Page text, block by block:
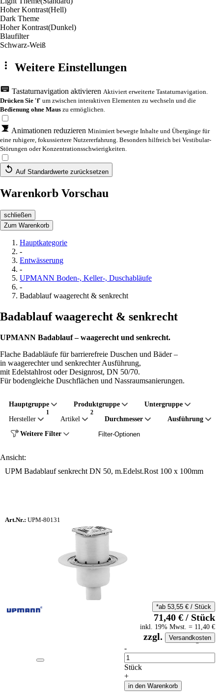
Hoher Kontrast(Hell)
Dark Theme
Hoher Kontrast(Dunkel)
Blaufilter
Schwarz-Weiß
Weitere Einstellungen
Tastaturnavigation aktivieren Aktiviert erweiterte Tastaturnavigation.
Drücken Sie 'f' um zwischen interaktiven Elementen zu wechseln und die
Bedienung ohne Maus zu ermöglichen.
Animationen reduzieren Minimiert bewegte Inhalte und Übergänge für
eine ruhigere, fokussiertere Nutzererfahrung. Besonders hilfreich bei Vestibular-
Störungen oder Konzentrationsschwierigkeiten.
Auf Standardwerte zurücksetzen
Warenkorb Vorschau
schließen
Zum Warenkorb
Hauptkategorie
-
Entwässerung
-
UPMANN Boden-, Keller-, Duschabläufe
-
Badablauf waagerecht & senkrecht
Badablauf waagerecht & senkrecht
UPMANN Badablauf – waagerecht und senkrecht.
Flache Badabläufe für barrierefreie Duschen und Bäder –
in waagerechter und senkrechter Ausführung,
mit Edelstahlrost oder Designrost, DN 50/70.
Für bodengleiche Duschflächen und Nassraumsanierungen.
Hauptgruppe Produktgruppe
Untergruppe
Hersteller
Artikel Durchmesser
Ausführung
Weitere Filter
Filter-Optionen
Ansicht:
UPM Badablauf senkrecht DN 50, m.Edelst.Rost 100 x 100mm
Art.Nr.: UPM-80131
auf Anfrageliste
-
Anzahl
Stück
+
in den Warenkorb
*ab 53,55 €/ Stück
71,40 €/ Stück
inkl. 19% Mwst. = 11,40 €
zzgl. Versandkosten